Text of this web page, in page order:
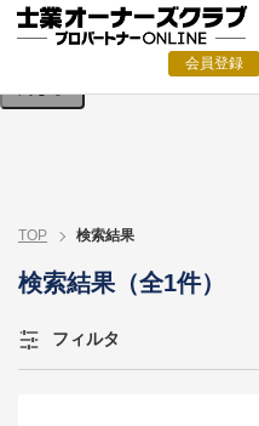
会員登録
検索条件を入力してください。
TOP 検索結果
検索結果（全1件）
フィルタ